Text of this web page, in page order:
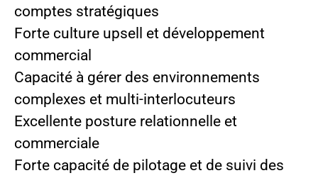
comptes stratégiques
Forte culture upsell et développement
commercial
Capacité à gérer des environnements
complexes et multi-interlocuteurs
Excellente posture relationnelle et
commerciale
Forte capacité de pilotage et de suivi des